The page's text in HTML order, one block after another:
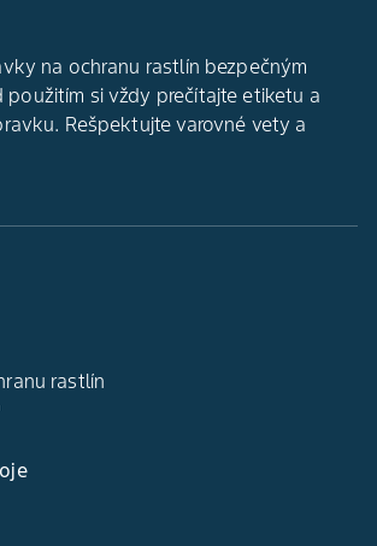
na ochranu rastlín bezpečným
použitím si vždy prečítajte etiketu a
Rešpektujte varovné vety a
rastlín